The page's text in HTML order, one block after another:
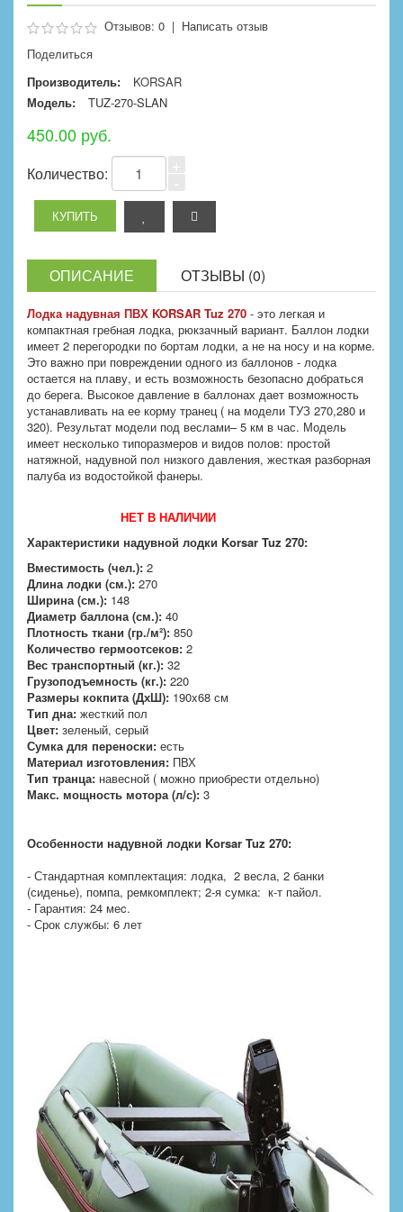
Отзывов: 0 | Написать отзыв
Поделиться
Производитель:
KORSAR
Модель:
TUZ-270-SLAN
450.00 руб.
Количество:
ОПИСАНИЕ ОТЗЫВЫ (0)
Лодка надувная ПВХ KORSAR Tuz 270 - это легкая и
компактная гребная лодка, рюкзачный вариант. Баллон лодки
имеет 2 перегородки по бортам лодки, а не на носу и на корме.
Это важно при повреждении одного из баллонов - лодка
остается на плаву, и есть возможность безопасно добраться
до берега. Высокое давление в баллонах дает возможность
устанавливать на ее корму транец ( на модели ТУЗ 270,280 и
320). Результат модели под веслами– 5 км в час. Модель
имеет несколько типоразмеров и видов полов: простой
натяжной, надувной пол низкого давления, жесткая разборная
палуба из водостойкой фанеры.
НЕТ В НАЛИЧИИ
Характеристики надувной лодки Korsar Tuz 270:
Вместимость (чел.): 2
Длина лодки (см.): 270
Ширина (см.): 148
Диаметр баллона (см.): 40
Плотность ткани (гр./м²): 850
Количество гермоотсеков: 2
Вес транспортный (кг.): 32
Грузоподъемность (кг.): 220
Размеры кокпита (ДхШ): 190x68 см
Тип дна: жесткий пол
Цвет: зеленый, серый
Сумка для переноски: есть
Материал изготовления: ПВХ
Тип транца: навесной ( можно приобрести отдельно)
Макс. мощность мотора (л/с): 3
Особенности надувной лодки Korsar Tuz 270:
- Стандартная комплектация: лодка, 2 весла, 2 банки
(сиденье), помпа, ремкомплект; 2-я сумка: к-т пайол.
- Гарантия: 24 меc.
- Срок службы: 6 лет